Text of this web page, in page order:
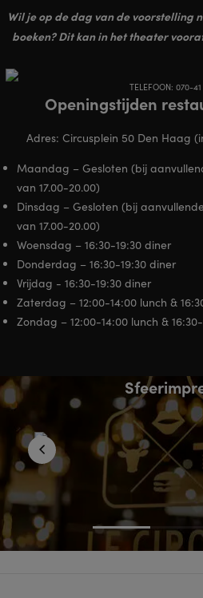
Wil je op de dag van de voorstelling
boeken? Dit kan in het theater
TELEFOON: 070-
Openingstijden
Adres: Circusplein 50 Den Haag
Maandag – Gesloten (bij
van 17.00-20.00)
Dinsdag – Gesloten (bij
van 17.00-20.00)
Woensdag – 16:30-19:30 diner
Donderdag – 16:30-19:30 diner
Vrijdag - 16:30-19:30 diner
Zaterdag – 12:00-14:00 lunch &
Zondag – 12:00-14:00 lunch &